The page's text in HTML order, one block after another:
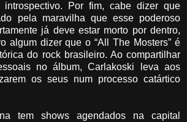
introspectivo. Por fim, cabe dizer que
pela maravilha que esse poderoso
já deve estar morto por dentro,
algum dizer que o “All The Mosters” é
do rock brasileiro. Ao compartilhar
no álbum, Carlakoski leva aos
os seus num processo catártico
tem shows agendados na capital